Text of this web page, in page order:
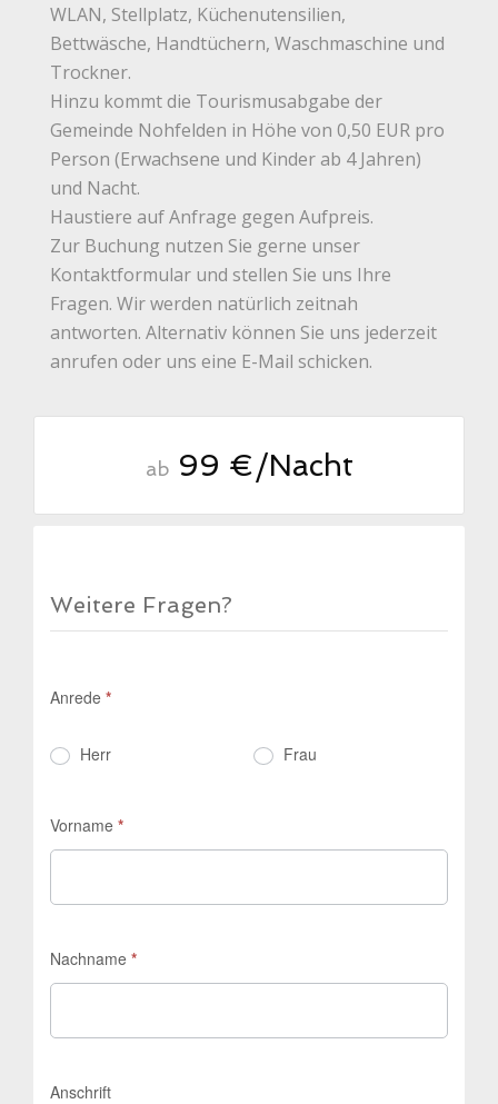
WLAN, Stellplatz, Küchenutensilien,
Bettwäsche, Handtüchern, Waschmaschine und
Trockner.
Hinzu kommt die Tourismusabgabe der
Gemeinde Nohfelden in Höhe von 0,50 EUR pro
Person (Erwachsene und Kinder ab 4 Jahren)
und Nacht.
Haustiere auf Anfrage gegen Aufpreis.
Zur Buchung nutzen Sie gerne unser
Kontaktformular und stellen Sie uns Ihre
Fragen. Wir werden natürlich zeitnah
antworten. Alternativ können Sie uns jederzeit
anrufen oder uns eine E-Mail schicken.
ab99 €/Nacht
Weitere Fragen?
Anrede *
Herr Frau
Vorname *
Nachname *
Anschrift